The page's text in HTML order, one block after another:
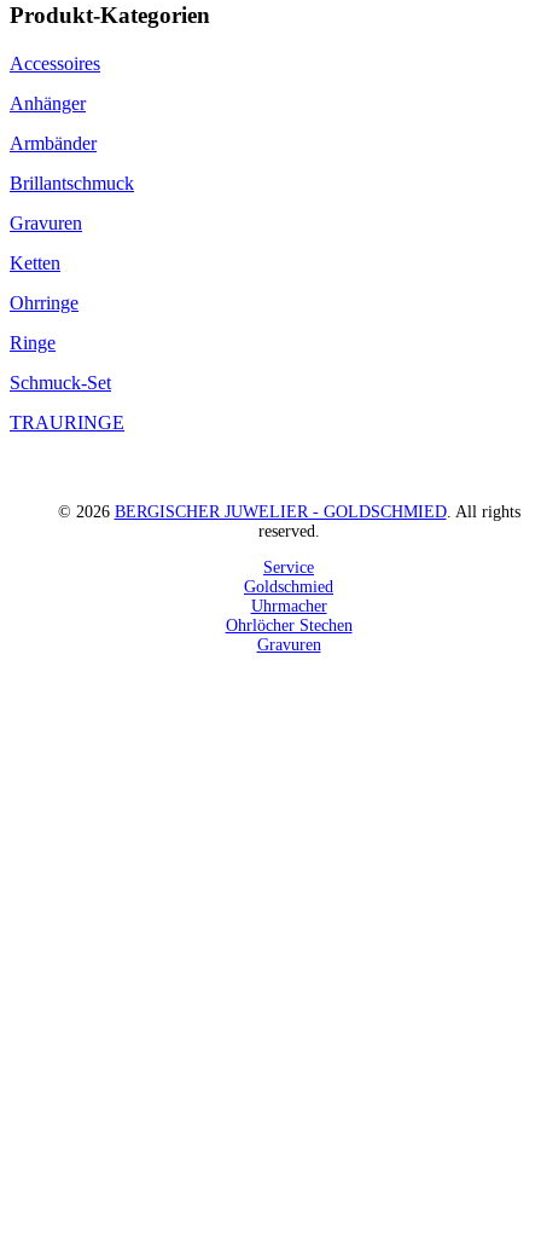
Produkt-Kategorien
Accessoires
Anhänger
Armbänder
Brillantschmuck
Gravuren
Ketten
Ohrringe
Ringe
Schmuck-Set
TRAURINGE
© 2026 BERGISCHER JUWELIER - GOLDSCHMIED. All rights
reserved.
Service
Goldschmied
Uhrmacher
Ohrlöcher Stechen
Gravuren